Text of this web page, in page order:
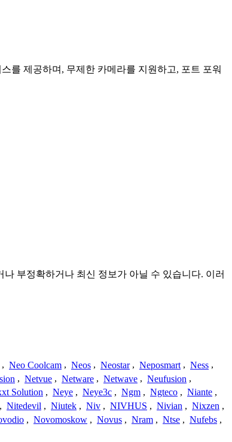
를 제공하며, 무제한 카메라를 지원하고, 포트 포워
부정확하거나 최신 정보가 아닐 수 있습니다. 이러
, Neo Coolcam , Neos , Neostar , Neposmart , Ness ,
, Netvue , Netware , Netwave , Neufusion ,
Solution , Neye , Neye3c , Ngm , Ngteco , Niante ,
, Nitedevil , Niutek , Niv , NIVHUS , Nivian , Nixzen ,
, Novomoskow , Novus , Nram , Ntse , Nufebs ,